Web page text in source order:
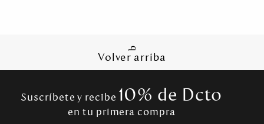
Volver arriba
Suscríbete y recibe 10% de Dcto
en tu primera compra